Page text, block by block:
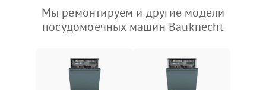
Мы ремонтируем и другие модели
посудомоечных машин Bauknecht